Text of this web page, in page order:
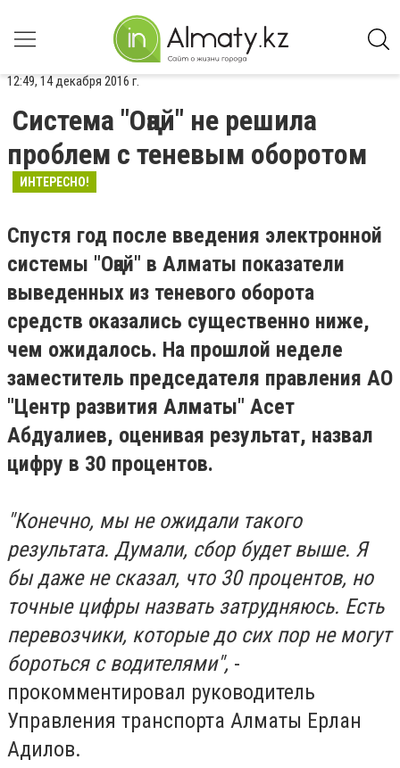
12:49, 14 декабря 2016 г.
Система "Оңай" не решила
проблем с теневым оборотом
ИНТЕРЕСНО!
Спустя год после введения электронной
системы "Оңай" в Алматы показатели
выведенных из теневого оборота
средств оказались существенно ниже,
чем ожидалось. На прошлой неделе
заместитель председателя правления АО
"Центр развития Алматы" Асет
Абдуалиев, оценивая результат, назвал
цифру в 30 процентов.
"Конечно, мы не ожидали такого
результата. Думали, сбор будет выше. Я
бы даже не сказал, что 30 процентов, но
точные цифры назвать затрудняюсь. Есть
перевозчики, которые до сих пор не могут
бороться с водителями", -
прокомментировал руководитель
Управления транспорта Алматы Ерлан
Адилов.